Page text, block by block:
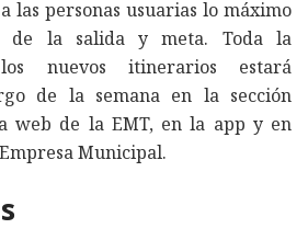
las personas usuarias lo máximo
de la salida y meta. Toda la
nuevos itinerarios estará
de la semana en la sección
web de la EMT, en la app y en
Municipal.